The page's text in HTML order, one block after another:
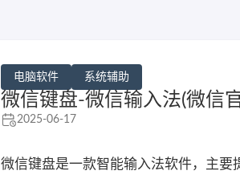
电脑软件 系统辅助
微信键盘-微信输入法(微信
2025-06-17
微信键盘是一款智能输入法软件，主要